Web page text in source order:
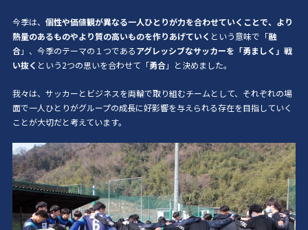
今季は、 個性や価値観が異なる一人ひとりが力を合わせていくことで、より
熱量のあるものやより質の高いものを作りあげていく という意味で「融
合」、今季のテーマの１つであるアグレッシブなサッカーを「勇ましく」戦
い抜く という2つの思いを合わせて「勇合」と決めました。
我々は、サッカーとビジネスを両輪で取り組むチームとして、それぞれの場
面で一人ひとりがグループの成長に好影響を与えられる存在を目指していく
ことが大切だと考えています。